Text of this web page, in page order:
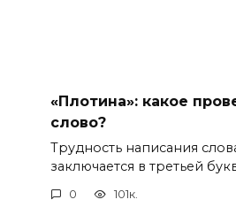
«Плотина»: какое
слово?
Трудность написания
заключается в третьей
0 101к.